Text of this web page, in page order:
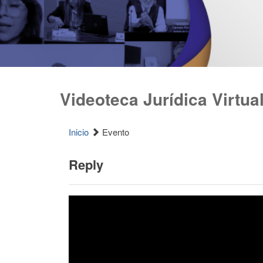
Videoteca Jurídica
Inicio Evento
Reply